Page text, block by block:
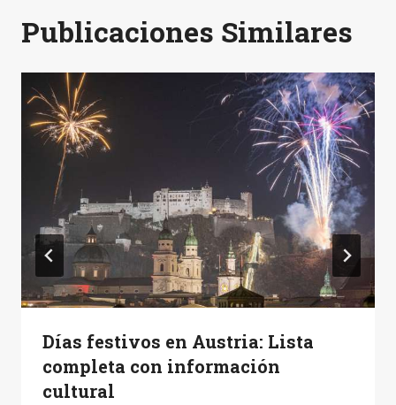
Publicaciones Similares
Días festivos en Austria: Lista
completa con información
cultural